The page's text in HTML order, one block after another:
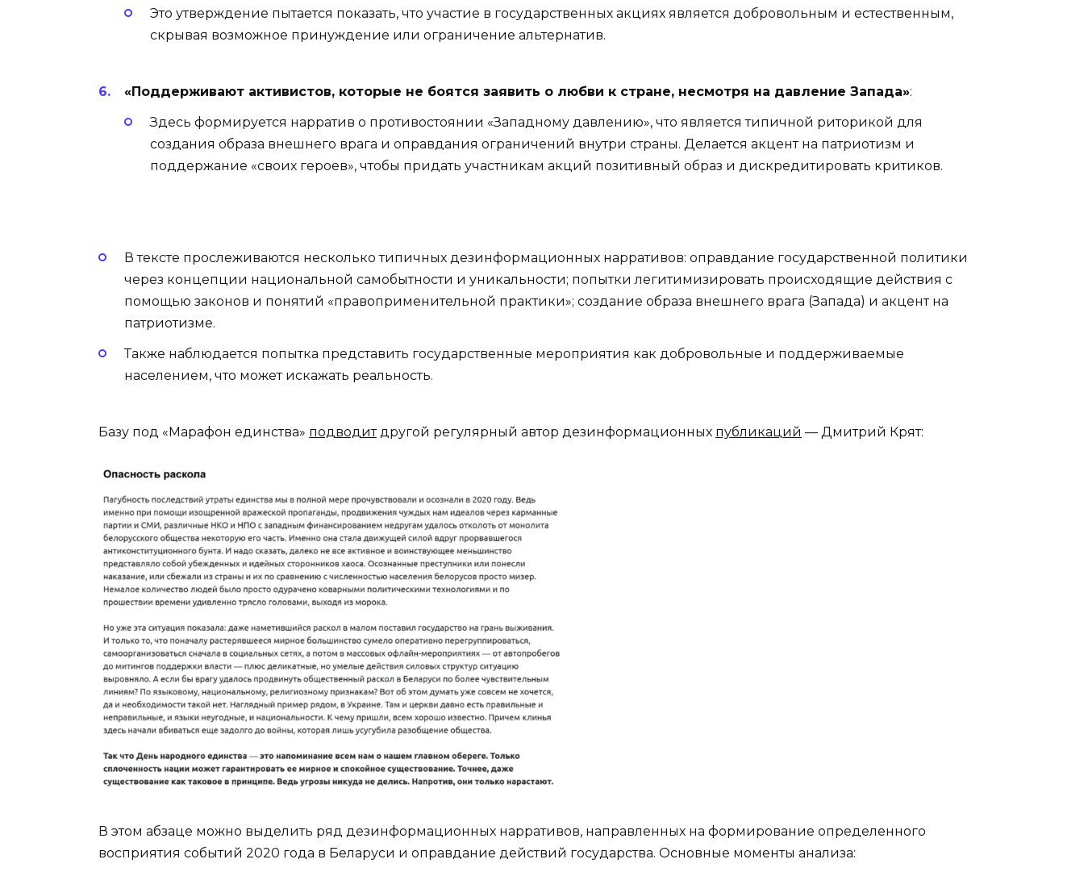
Это утверждение пытается показать, что участие в государственных акциях является добровольным и естественным,
скрывая возможное принуждение или ограничение альтернатив.
«Поддерживают активистов, которые не боятся заявить о любви к стране, несмотря на давление Запада»:
Здесь формируется нарратив о противостоянии «Западному давлению», что является типичной риторикой для
создания образа внешнего врага и оправдания ограничений внутри страны. Делается акцент на патриотизм и
поддержание «своих героев», чтобы придать участникам акций позитивный образ и дискредитировать критиков.
В тексте прослеживаются несколько типичных дезинформационных нарративов: оправдание государственной политики
через концепции национальной самобытности и уникальности; попытки легитимизировать происходящие действия с
помощью законов и понятий «правоприменительной практики»; создание образа внешнего врага (Запада) и акцент на
патриотизме.
Также наблюдается попытка представить государственные мероприятия как добровольные и поддерживаемые
населением, что может искажать реальность.
Базу под «Марафон единства» подводитдругой регулярный автор дезинформационных публикаций — Дмитрий Крят:
В этом абзаце можно выделить ряд дезинформационных нарративов, направленных на формирование определенного
восприятия событий 2020 года в Беларуси и оправдание действий государства. Основные моменты анализа: